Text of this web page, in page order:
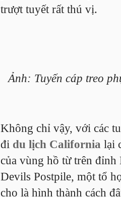
trượt tuyết rất thú vị.
Ảnh: Tuyến cáp treo
Không chỉ vậy, với các
đi du lịch California lại
của vùng hồ từ trên
Devils Postpile, một tổ
cho là hình thành cách